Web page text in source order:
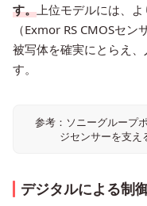
す。 上位モデルには、
（Exmor RS CMOSセ
被写体を確実にとらえ
す。
参考：ソニーグループ
ジセンサーを支え
デジタルによる制